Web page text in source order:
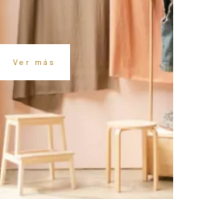
Ver más